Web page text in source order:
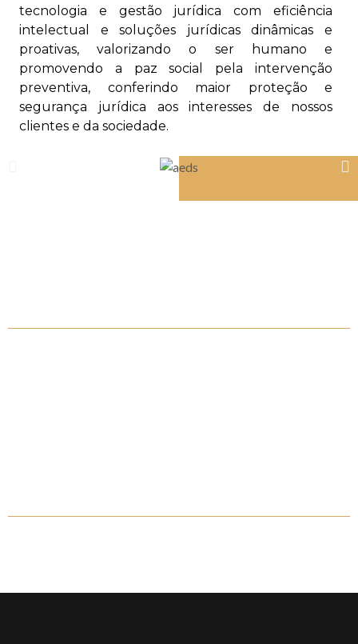
tecnologia e gestão jurídica com eficiência
intelectual e soluções jurídicas dinâmicas e
proativas, valorizando o ser humano e
promovendo a paz social pela intervenção
preventiva, conferindo maior proteção e
segurança jurídica aos interesses de nossos
clientes e da sociedade.